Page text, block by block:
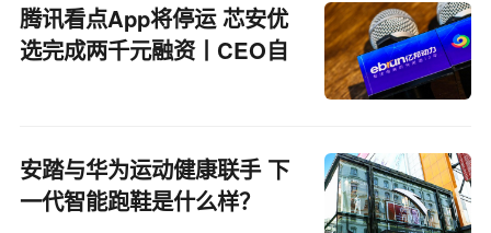
腾讯看点App将停运 芯安优
选完成两千元融资丨CEO自
安踏与华为运动健康联手 下
一代智能跑鞋是什么样？